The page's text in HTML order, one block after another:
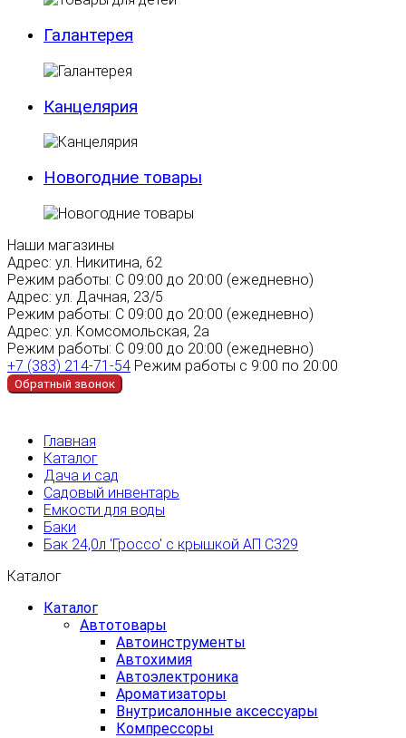
Галантерея
Канцелярия
Новогодние товары
Наши магазины
Адрес: ул. Никитина, 62
Режим работы: С 09:00 до 20:00 (ежедневно)
Адрес: ул. Дачная, 23/5
Режим работы: С 09:00 до 20:00 (ежедневно)
Адрес: ул. Комсомольская, 2а
Режим работы: С 09:00 до 20:00 (ежедневно)
+7 (383) 214-71-54 Режим работы с 9:00 по 20:00
Обратный звонок
Главная
Каталог
Дача и сад
Садовый инвентарь
Емкости для воды
Баки
Бак 24,0л 'Гроссо' с крышкой АП С329
Каталог
Каталог
Автотовары
Автоинструменты
Автохимия
Автоэлектроника
Ароматизаторы
Внутрисалонные аксессуары
Компрессоры